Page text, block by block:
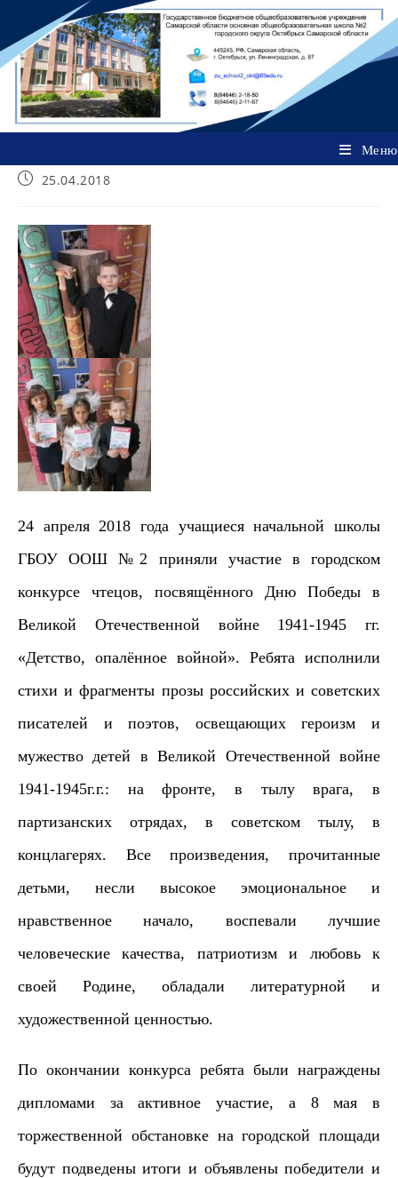
содержимому
Меню
Запись25.04.2018
24 апреля 2018 года учащиеся начальной школы
ГБОУ ООШ №2 приняли участие в городском
конкурсе чтецов, посвящённого Дню Победы в
Великой Отечественной войне 1941-1945 гг.
«Детство, опалённое войной». Ребята исполнили
стихи и фрагменты прозы российских и советских
писателей и поэтов, освещающих героизм и
мужество детей в Великой Отечественной войне
1941-1945г.г.: на фронте, в тылу врага, в
партизанских отрядах, в советском тылу, в
концлагерях. Все произведения, прочитанные
детьми, несли высокое эмоциональное и
нравственное начало, воспевали лучшие
человеческие качества, патриотизм и любовь к
своей Родине, обладали литературной и
художественной ценностью.
По окончании конкурса ребята были награждены
дипломами за активное участие, а 8 мая в
торжественной обстановке на городской площади
будут подведены итоги и объявлены победители и